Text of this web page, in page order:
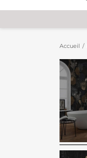
Accueil